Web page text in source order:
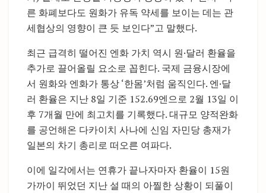
른 화폐보다도 원화가 유독 약세를 보이는 데는 관
세협상의 영향이 큰 듯 보인다”고 말했다.
최근 급격히 떨어진 엔화 가치 역시 원·달러 환율을
추가로 끌어올릴 요소로 꼽힌다. 국제 금융시장에
서 원화와 엔화가 통상 ‘한몸’처럼 움직인다. 엔·달
러 환율은 지난 8일 기준 152.69엔으로 2월 13일 이
후 7개월 만에 최고치를 기록했다. 대규모 양적완화
를 공언해온 다카이치 사나에 신임 자민당 총재가
일본의 차기 총리로 떠오른 여파다.
이에 일각에서는 연휴가 끝나자마자 환율이 15원
가까이 뛰었던 지난 설 때의 아찔한 상황이 되풀이